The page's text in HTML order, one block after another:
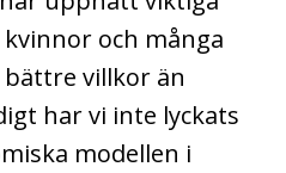
och många
villkor än
har vi inte lyckats
modellen i